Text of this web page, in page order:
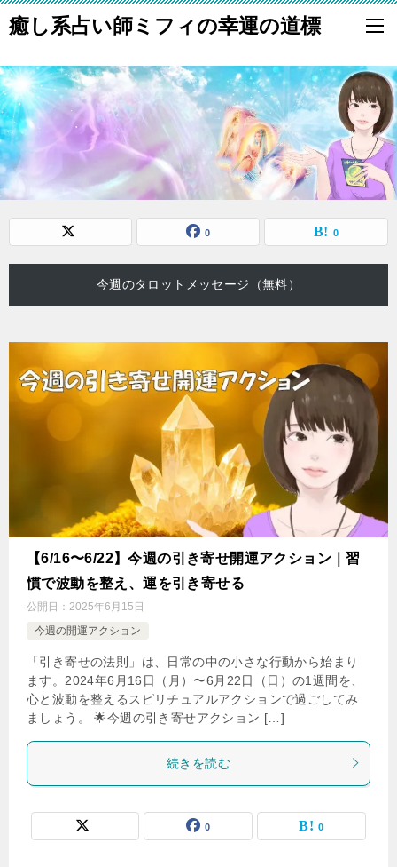
癒し系占い師ミフィの幸運の道標
0 0
今週のタロットメッセージ（無料）
【6/16〜6/22】今週の引き寄せ開運アクション｜習
慣で波動を整え、運を引き寄せる
公開日： 2025年6月15日
今週の開運アクション
「引き寄せの法則」は、日常の中の小さな行動から始まり
ます。2024年6月16日（月）〜6月22日（日）の1週間を、
心と波動を整えるスピリチュアルアクションで過ごしてみ
ましょう。 🌟今週の引き寄せアクション […]
続きを読む
0 0